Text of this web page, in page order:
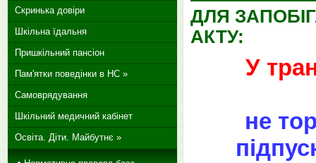
ДЛЯ
АКТУ:
У
не
Скринька довіри
Шкільна їдальня
Пришкільний пансіон
Пам'ятки поведінки в НС »
Самоврядування
Шкільний медичний кабінет
Освіта. Діти. Майбутнє »